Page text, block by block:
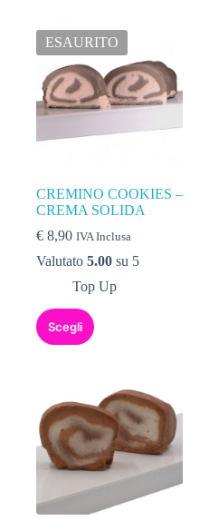
ESAURITO
CREMINO COOKIES –
CREMA SOLIDA
€ 8,90 IVA Inclusa
Valutato 5.00 su 5
Top Up
Scegli